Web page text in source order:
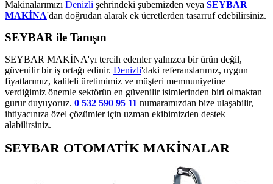
Makinalarımızı Denizli şehrindeki şubemizden veya SEYBAR
MAKİNA'dan doğrudan alarak ek ücretlerden tasarruf edebilirsiniz.
SEYBAR ile Tanışın
SEYBAR MAKİNA'yı tercih edenler yalnızca bir ürün değil,
güvenilir bir iş ortağı edinir. Denizli'daki referanslarımız, uygun
fiyatlarımız, kaliteli üretimimiz ve müşteri memnuniyetine
verdiğimiz önemle sektörün en güvenilir isimlerinden biri olmaktan
gurur duyuyoruz. 0 532 590 95 11 numaramızdan bize ulaşabilir,
ihtiyacınıza özel çözümler için uzman ekibimizden destek
alabilirsiniz.
SEYBAR OTOMATİK MAKİNALAR